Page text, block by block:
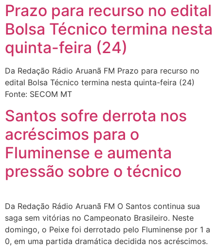
Prazo para recurso no edital
Bolsa Técnico termina nesta
quinta-feira (24)
Da Redação Rádio Aruanã FM Prazo para recurso no
edital Bolsa Técnico termina nesta quinta-feira (24)
Fonte: SECOM MT
Santos sofre derrota nos
acréscimos para o
Fluminense e aumenta
pressão sobre o técnico
Da Redação Rádio Aruanã FM O Santos continua sua
saga sem vitórias no Campeonato Brasileiro. Neste
domingo, o Peixe foi derrotado pelo Fluminense por 1 a
0, em uma partida dramática decidida nos acréscimos.